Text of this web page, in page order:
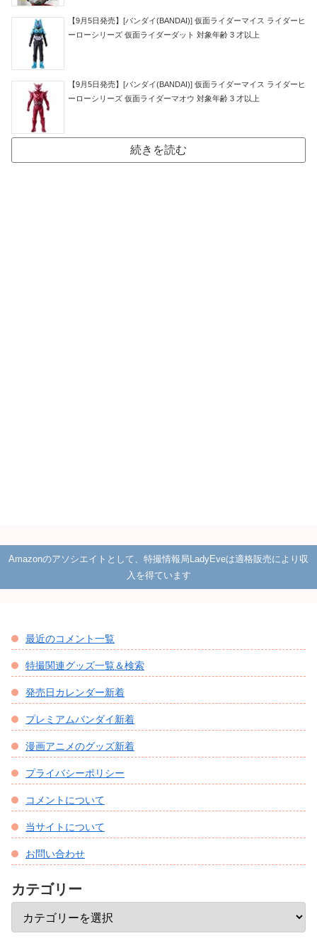
【9月5日発売】[バンダイ(BANDAI)] 仮面ライダーマイス ライダーヒ
ーローシリーズ 仮面ライダーダット 対象年齢 3 才以上
【9月5日発売】[バンダイ(BANDAI)] 仮面ライダーマイス ライダーヒ
ーローシリーズ 仮面ライダーマオウ 対象年齢 3 才以上
続きを読む
Amazonのアソシエイトとして、特撮情報局LadyEveは適格販売により収
入を得ています
最近のコメント一覧
特撮関連グッズ一覧＆検索
発売日カレンダー新着
プレミアムバンダイ新着
漫画アニメのグッズ新着
プライバシーポリシー
コメントについて
当サイトについて
お問い合わせ
カテゴリー